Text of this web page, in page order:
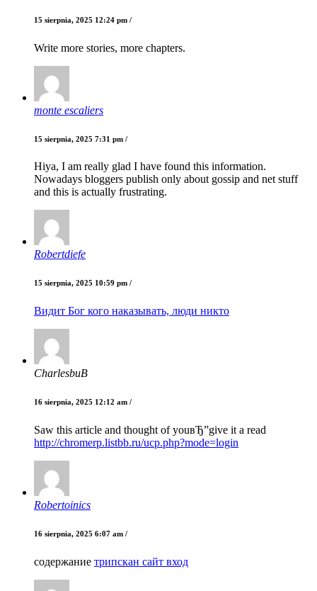
15 sierpnia, 2025 12:24 pm /
Write more stories, more chapters.
monte escaliers
15 sierpnia, 2025 7:31 pm /
Hiya, I am really glad I have found this information.
Nowadays bloggers publish only about gossip and net stuff
and this is actually frustrating.
Robertdiefe
15 sierpnia, 2025 10:59 pm /
Видит Бог кого наказывать, люди никто
CharlesbuB
16 sierpnia, 2025 12:12 am /
Saw this article and thought of youвЂ”give it a read
http://chromerp.listbb.ru/ucp.php?mode=login
Robertoinics
16 sierpnia, 2025 6:07 am /
содержание трипскан сайт вход